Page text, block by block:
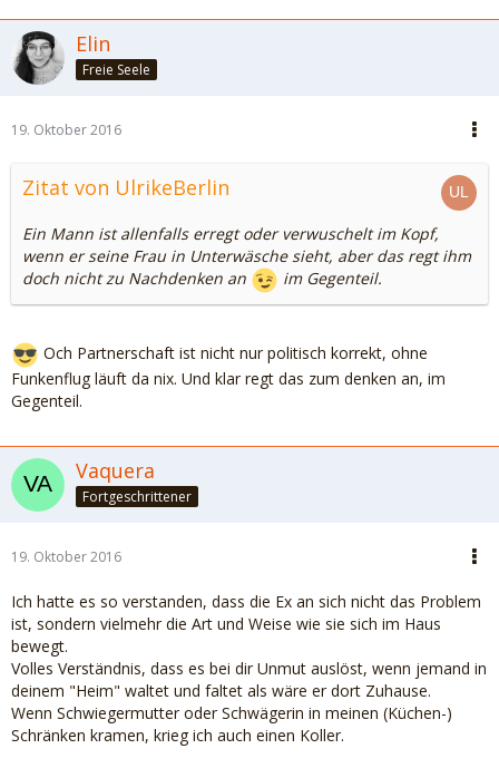
Elin
Freie Seele
19. Oktober 2016
Zitat von UlrikeBerlin
Ein Mann ist allenfalls erregt oder verwuschelt im Kopf,
wenn er seine Frau in Unterwäsche sieht, aber das regt ihm
doch nicht zu Nachdenken an
im Gegenteil.
Och Partnerschaft ist nicht nur politisch korrekt, ohne
Funkenflug läuft da nix. Und klar regt das zum denken an, im
Gegenteil.
Vaquera
Fortgeschrittener
19. Oktober 2016
Ich hatte es so verstanden, dass die Ex an sich nicht das Problem
ist, sondern vielmehr die Art und Weise wie sie sich im Haus
bewegt.
Volles Verständnis, dass es bei dir Unmut auslöst, wenn jemand in
deinem "Heim" waltet und faltet als wäre er dort Zuhause.
Wenn Schwiegermutter oder Schwägerin in meinen (Küchen-)
Schränken kramen, krieg ich auch einen Koller.